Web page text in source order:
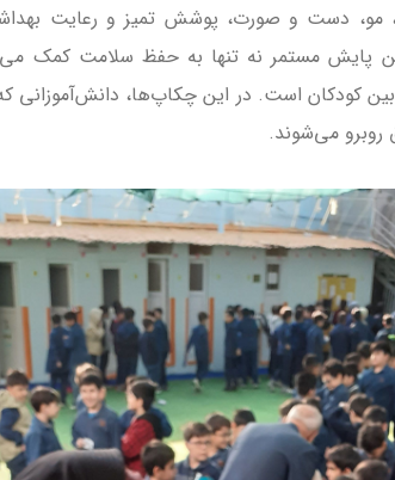
مو، دست و صورت، پوشش تمیز و رعایت
پایش مستمر نه تنها به حفظ سلامت کمک
بین کودکان است. در این چکاپ‌ها، دانش‌آموزانی
روبرو می‌شوند.